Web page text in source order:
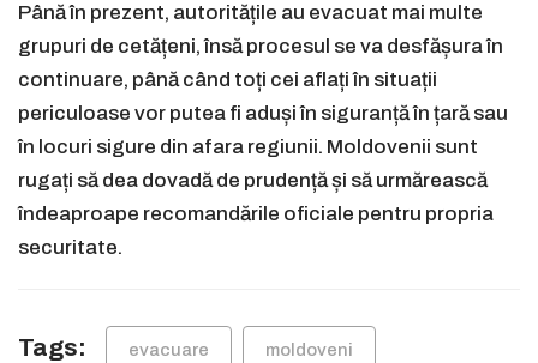
Până în prezent, autoritățile au evacuat mai multe
grupuri de cetățeni, însă procesul se va desfășura în
continuare, până când toți cei aflați în situații
periculoase vor putea fi aduși în siguranță în țară sau
în locuri sigure din afara regiunii. Moldovenii sunt
rugați să dea dovadă de prudență și să urmărească
îndeaproape recomandările oficiale pentru propria
securitate.
Tags: evacuare moldoveni